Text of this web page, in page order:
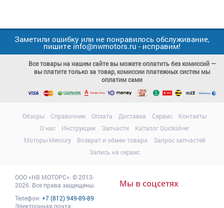
Заметили ошибку или не понравилось обслуживание,
пишите info@nwmotors.ru - исправим!
Все товары на нашем сайте вы можете оплатить без комиссий —
вы платите только за товар, комиссии платежных систем мы
оплатим сами
Обзоры Справочник Оплата Доставка Сервис
Контакты
О нас
Инструкции Запчасти
Каталог Quicksilver
Моторы Mercury
Возврат и обмен товара
Запрос запчастей
Запись на сервис
ООО«НВ МОТОРС». © 2013-
2026. Все права защищены.
Телефон: +7 (812) 949-89-89
Электронная почта:
Мы в соцсетях